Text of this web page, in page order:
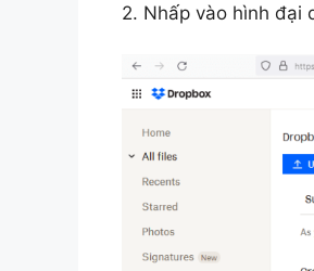
2. Nhấp vào hình đại